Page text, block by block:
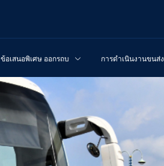
ข้อเสนอพิเศษ ออกรถบรรทุกใหม่ การดำเนินงานขนส่ง